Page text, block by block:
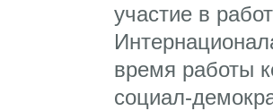
участие в
время работы
социал-